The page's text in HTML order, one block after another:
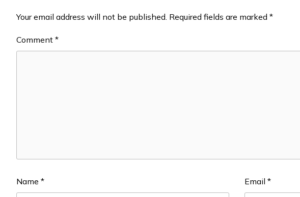
Your email address will not be published. Required fields are marked *
Comment *
Name * Email *